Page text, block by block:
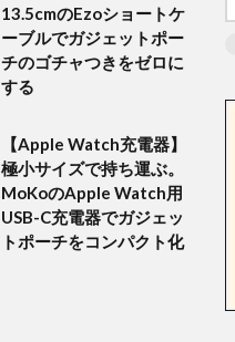
13.5cmのEzoショートケ
ーブルでガジェットポー
チのゴチャつきをゼロに
する
【Apple Watch充電器】
極小サイズで持ち運ぶ。
MoKoのApple Watch用
USB-C充電器でガジェッ
トポーチをコンパクト化